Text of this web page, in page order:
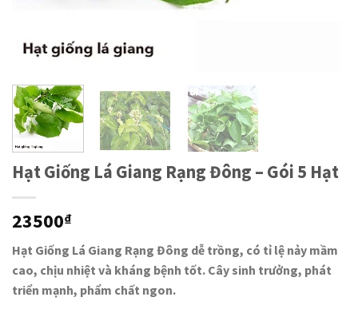
Hạt Giống Lá Giang Rạng Đông – Gói 5 Hạt
23500₫
Hạt Giống Lá Giang Rạng Đông dễ trồng, có tỉ lệ nảy mầm
cao, chịu nhiệt và kháng bệnh tốt. Cây sinh trưởng, phát
triển mạnh, phẩm chất ngon.